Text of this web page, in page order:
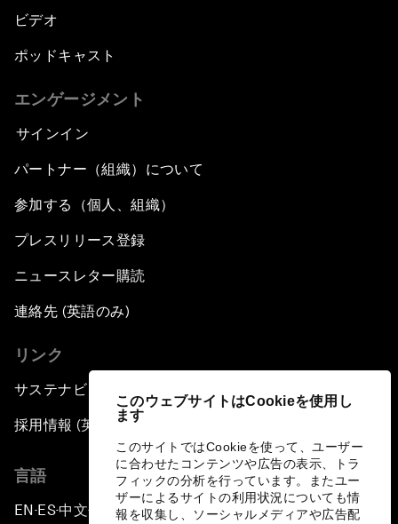
このウェブサイトはCookieを使用し
ます
このサイトではCookieを使って、ユーザー
に合わせたコンテンツや広告の表示、トラ
フィックの分析を行っています。またユー
ザーによるサイトの利用状況についても情
報を収集し、ソーシャルメディアや広告配
ビデオ
ポッドキャスト
エンゲージメント
サインイン
パートナー（組織）について
参加する（個人、組織）
プレスリリース登録
ニュースレター購読
連絡先 (英語のみ)
リンク
サステナビリティへの取り組み
採用情報 (英語のみ)
言語
EN ▪ES▪中文▪ 日本語